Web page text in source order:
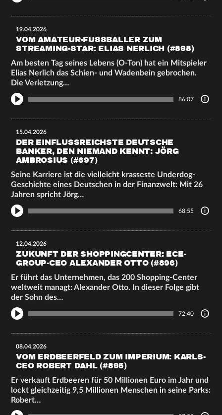
19.04.2026
VOM AMATEUR-FUSSBALLER ZUM S
TREAMING-STAR: ELIAS NERLICH (#898)
Am besten Tag seines Lebens (O-Ton) hat ein Mitspieler
Elias Nerlich das Schien- und Wadenbein gebrochen.
Die Verletzung…
86:07
15.04.2026
DER EINFLUSSREICHSTE DEUTSCHE
BANKER, DEN NIEMAND KENNT: JÖRG
AMBROSIUS (#897)
Seine Karriere ist die vielleicht krasseste Underdog-
Geschichte eines Deutschen in der Finanzwelt: Mit 26
Jahren spricht Jörg…
68:55
12.04.2026
ZUKUNFT DER SHOPPINGCENTER: ECE-
GROUP-CEO ALEXANDER OTTO (#896)
Er führt das Unternehmen, das 200 Shopping-Center
weltweit managt: Alexander Otto. In dieser Folge gibt
der Sohn des…
72:40
08.04.2026
VOM ERDBEERFELD ZUM IMPERIUM: KARLS-
CEO ROBERT DAHL (#895)
Er verkauft Erdbeeren für 50 Millionen Euro im Jahr und
lockt gleichzeitig 9,5 Millionen Menschen in seine Parks:
Robert…